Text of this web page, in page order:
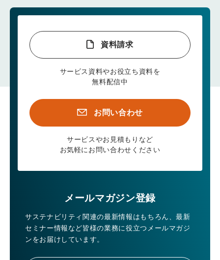
資料請求
サービス資料やお役立ち資料を
無料配信中
お問い合わせ
サービスやお見積もりなど
お気軽にお問い合わせください
メールマガジン登録
サステナビリティ関連の最新情報はもちろん、最新
セミナー情報など皆様の業務に役立つメールマガジ
ンをお届けしています。